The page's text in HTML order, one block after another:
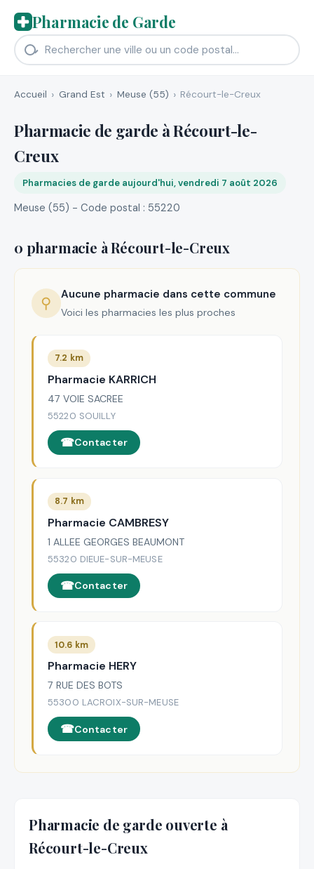
Pharmacie de Garde
Accueil Grand Est Meuse (55) Récourt-le-Creux
Pharmacie de garde à Récourt-le-
Creux
Pharmacies de garde aujourd'hui, vendredi 7 août 2026
Meuse (55) - Code postal : 55220
0 pharmacie à Récourt-le-Creux
⚲ Aucune pharmacie dans cette commune
Voici les pharmacies les plus proches
7.2 km
Pharmacie KARRICH
47 VOIE SACREE
55220 SOUILLY
Contacter
8.7 km
Pharmacie CAMBRESY
1 ALLEE GEORGES BEAUMONT
55320 DIEUE-SUR-MEUSE
Contacter
10.6 km
Pharmacie HERY
7 RUE DES BOTS
55300 LACROIX-SUR-MEUSE
Contacter
Pharmacie de garde ouverte à
Récourt-le-Creux